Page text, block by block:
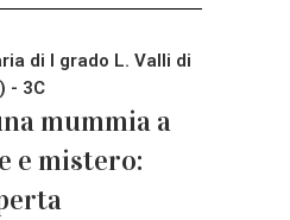
di I grado L. Valli di
- 3C
mummia a
e mistero: